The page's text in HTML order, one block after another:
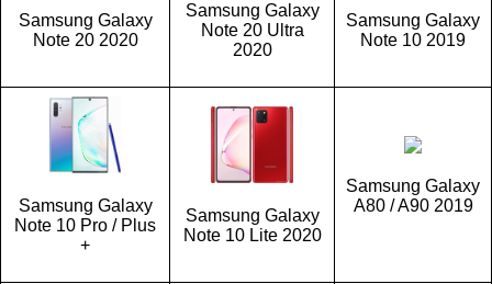
Samsung Galaxy
Note 20 2020
Samsung Galaxy
Note 20 Ultra
2020
Samsung Galaxy
Note 10 2019
Samsung Galaxy
Note 10 Pro / Plus
+
Samsung Galaxy
Note 10 Lite 2020
Samsung Galaxy
A80 / A90 2019